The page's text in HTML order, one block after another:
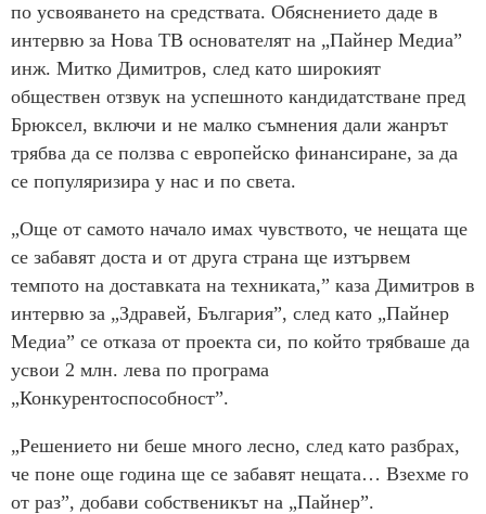
по усвояването на средствата. Обяснението даде в
интервю за Нова ТВ основателят на „Пайнер Медиа”
инж. Митко Димитров, след като широкият
обществен отзвук на успешното кандидатстване пред
Брюксел, включи и не малко съмнения дали жанрът
трябва да се ползва с европейско финансиране, за да
се популяризира у нас и по света.
„Още от самото начало имах чувството, че нещата ще
се забавят доста и от друга страна ще изтървем
темпото на доставката на техниката,” каза Димитров в
интервю за „Здравей, България”, след като „Пайнер
Медиа” се отказа от проекта си, по който трябваше да
усвои 2 млн. лева по програма
„Конкурентоспособност”.
„Решението ни беше много лесно, след като разбрах,
че поне още година ще се забавят нещата… Взехме го
от раз”, добави собственикът на „Пайнер”.